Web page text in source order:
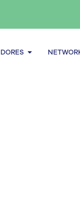
Abrir